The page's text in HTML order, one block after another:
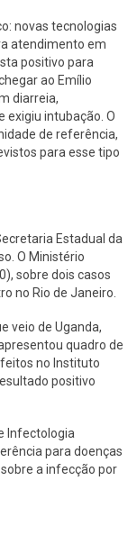
novas tecnologias
atendimento em
positivo para
ao Emílio
diarreia,
exigiu intubação. O
de referência,
para esse tipo
Estadual da
O Ministério
sobre dois casos
no Rio de Janeiro.
veio de Uganda,
quadro de
no Instituto
positivo
Infectologia
para doenças
a infecção por